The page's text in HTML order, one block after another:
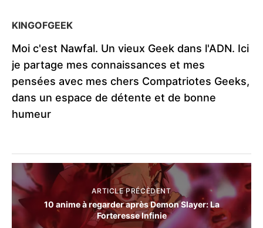
KINGOFGEEK
Moi c'est Nawfal. Un vieux Geek dans l'ADN. Ici
je partage mes connaissances et mes
pensées avec mes chers Compatriotes Geeks,
dans un espace de détente et de bonne
humeur
ARTICLE PRÉCÈDENT
10 anime à regarder après Demon Slayer: La
Forteresse Infinie